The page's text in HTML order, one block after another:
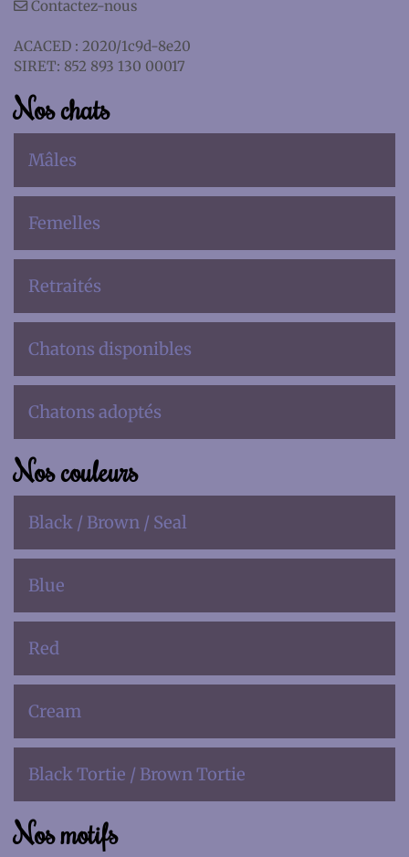
Contactez-nous
ACACED : 2020/1c9d-8e20
SIRET: 852 893 130 00017
Nos chats
Mâles
Femelles
Retraités
Chatons disponibles
Chatons adoptés
Nos couleurs
Black / Brown / Seal
Blue
Red
Cream
Black Tortie / Brown Tortie
Nos motifs